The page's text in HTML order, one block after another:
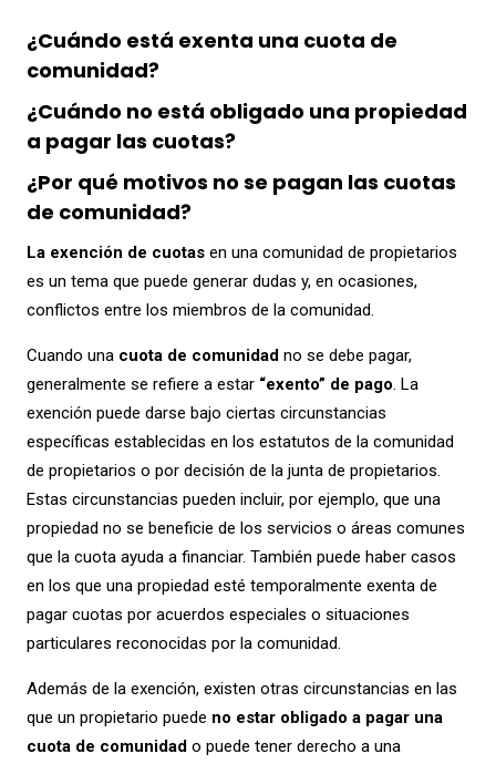
¿Cuándo está exenta una cuota de
comunidad?
¿Cuándo no está obligado una propiedad
a pagar las cuotas?
¿Por qué motivos no se pagan las cuotas
de comunidad?
La exención de cuotasen una comunidad de propietarios
es un tema que puede generar dudas y, en ocasiones,
conflictos entre los miembros de la comunidad.
Cuando una cuota de comunidad no se debe pagar,
generalmente se refiere a estar“exento” de pago. La
exención puede darse bajo ciertas circunstancias
específicas establecidas en los estatutos de la comunidad
de propietarios o por decisión de la junta de propietarios.
Estas circunstancias pueden incluir, por ejemplo, que una
propiedad no se beneficie de los servicios o áreas comunes
que la cuota ayuda a financiar. También puede haber casos
en los que una propiedad esté temporalmente exenta de
pagar cuotas por acuerdos especiales o situaciones
particulares reconocidas por la comunidad.
Además de la exención, existen otras circunstancias en las
que un propietario puede no estar obligado a pagar una
cuota de comunidad o puede tener derecho a una